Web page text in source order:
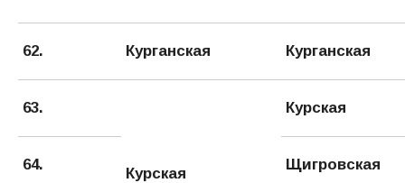
62. Курганская Курганская
63.
Курская
Курская
64. Щигровская